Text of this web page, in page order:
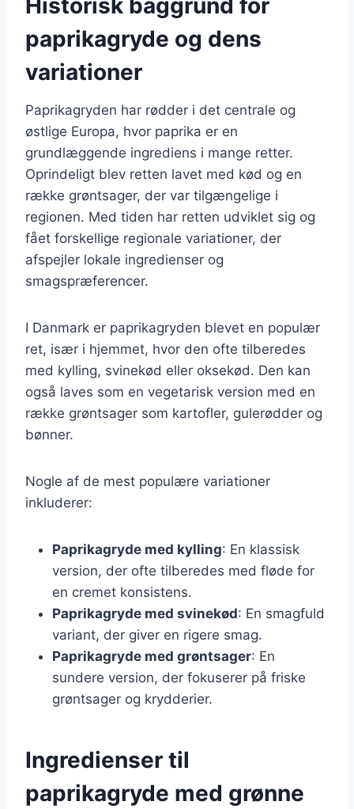
paprikagryde og dens
variationer
Paprikagryden har rødder i det centrale og
østlige Europa, hvor paprika er en
grundlæggende ingrediens i mange retter.
Oprindeligt blev retten lavet med kød og en
række grøntsager, der var tilgængelige i
regionen. Med tiden har retten udviklet sig og
fået forskellige regionale variationer, der
afspejler lokale ingredienser og
smagspræferencer.
I Danmark er paprikagryden blevet en populær
ret, især i hjemmet, hvor den ofte tilberedes
med kylling, svinekød eller oksekød. Den kan
også laves som en vegetarisk version med en
række grøntsager som kartofler, gulerødder og
bønner.
Nogle af de mest populære variationer
inkluderer:
Paprikagryde med kylling: En klassisk
version, der ofte tilberedes med fløde for
en cremet konsistens.
Paprikagryde med svinekød: En smagfuld
variant, der giver en rigere smag.
Paprikagryde med grøntsager: En
sundere version, der fokuserer på friske
grøntsager og krydderier.
Ingredienser til
paprikagryde med grønne